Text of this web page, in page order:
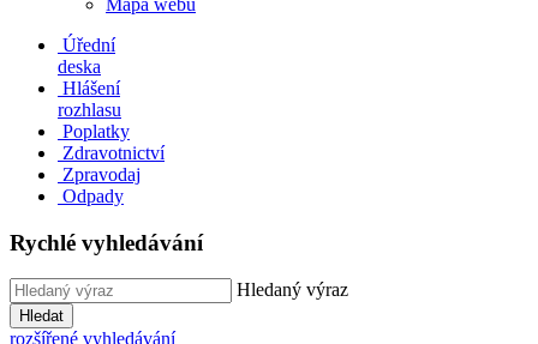
Mapa webu
Úřední
deska
Hlášení
rozhlasu
Poplatky
Zdravotnictví
Zpravodaj
Odpady
Rychlé vyhledávání
Hledaný výraz
Hledat
rozšířené vyhledávání